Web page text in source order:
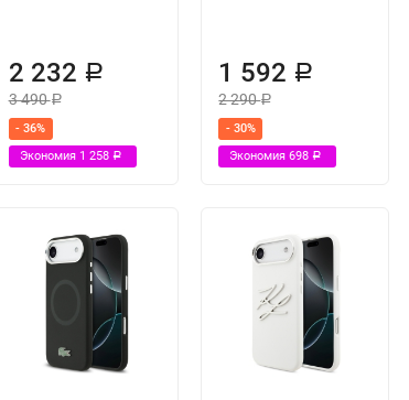
2 232 Р
3 490Р
- 36%
Экономия 1 258 Р
1 592 Р
2 290Р
- 30%
Экономия698Р